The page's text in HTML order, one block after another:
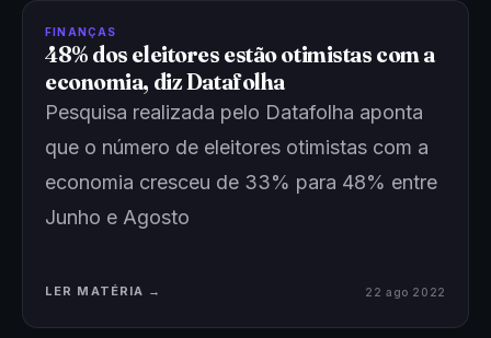
FINANÇAS
48% dos eleitores estão otimistas com a
economia, diz Datafolha
Pesquisa realizada pelo Datafolha aponta
que o número de eleitores otimistas com a
economia cresceu de 33% para 48% entre
Junho e Agosto
LER MATÉRIA → 22 ago 2022